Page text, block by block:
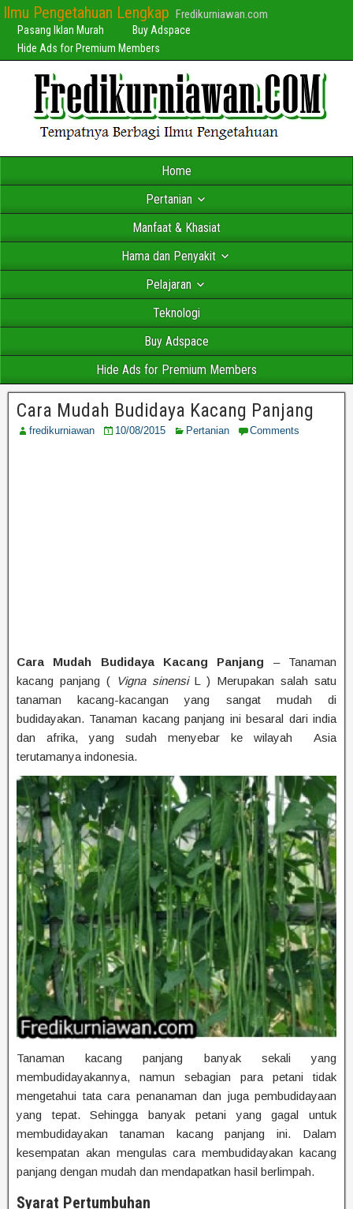
Ilmu Pengetahuan Lengkap Fredikurniawan.com
Pasang Iklan Murah
Buy Adspace
Hide Ads for Premium Members
Home
Pertanian
Manfaat & Khasiat
Hama dan Penyakit
Pelajaran
Teknologi
Buy Adspace
Hide Ads for Premium Members
Cara Mudah Budidaya Kacang Panjang
fredikurniawan 10/08/2015 Pertanian Comments
Cara Mudah Budidaya Kacang Panjang – Tanaman
kacang panjang ( Vigna sinensiL ) Merupakan salah satu
tanaman kacang-kacangan yang sangat mudah di
budidayakan. Tanaman kacang panjang ini besaral dari india
dan afrika, yang sudah menyebar ke wilayah Asia
terutamanya indonesia.
Tanaman kacang panjang banyak sekali yang
membudidayakannya, namun sebagian para petani tidak
mengetahui tata cara penanaman dan juga pembudidayaan
yang tepat. Sehingga banyak petani yang gagal untuk
membudidayakan tanaman kacang panjang ini. Dalam
kesempatan akan mengulas cara membudidayakan kacang
panjang dengan mudah dan mendapatkan hasil berlimpah.
Syarat Pertumbuhan